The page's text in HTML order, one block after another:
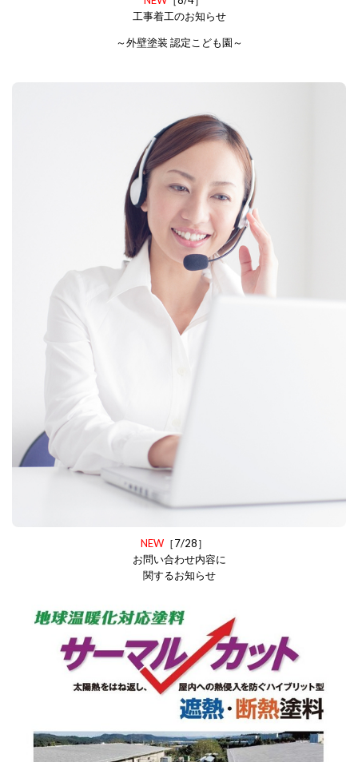
工事着工のお知らせ
～外壁塗装 認定こども園～
NEW［7/28］
お問い合わせ内容に
関するお知らせ